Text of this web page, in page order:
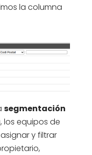
la columna
segmentación
los equipos de
y filtrar